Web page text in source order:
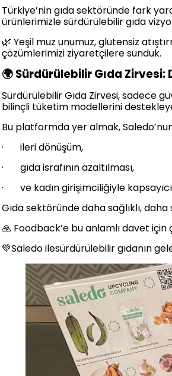
Türkiye’nin gıda sektöründe fark
ürünlerimizle sürdürülebilir gıda
🌿 Yeşil muz unumuz, glutensiz
çözümlerimizi ziyaretçilere sunduk.
🌍 Sürdürülebilir Gıda Zirvesi:
Sürdürülebilir Gıda Zirvesi, sadece
bilinçli tüketim modellerini
Bu platformda yer almak,
· ileri dönüşüm,
· gıda israfının azaltılması,
· ve kadın girişimciliğiyle
Gıda sektöründe daha sağlıklı,
🙏 Foodback’e bu anlamlı davet
💚Saledo ilesürdürülebilir gıdanın